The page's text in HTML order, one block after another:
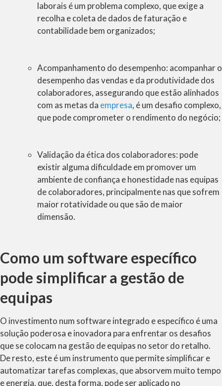
laborais é um problema complexo, que exige a
recolha e coleta de dados de faturação e
contabilidade bem organizados;
Acompanhamento do desempenho: acompanhar o
desempenho das vendas e da produtividade dos
colaboradores, assegurando que estão alinhados
com as metas da empresa, é um desafio complexo,
que pode comprometer o rendimento do negócio;
Validação da ética dos colaboradores: pode
existir alguma dificuldade em promover um
ambiente de confiança e honestidade nas equipas
de colaboradores, principalmente nas que sofrem
maior rotatividade ou que são de maior
dimensão.
Como um software específico
pode simplificar a gestão de
equipas
O investimento num software integrado e específico é uma
solução poderosa e inovadora para enfrentar os desafios
que se colocam na gestão de equipas no setor do retalho.
De resto, este é um instrumento que permite simplificar e
automatizar tarefas complexas, que absorvem muito tempo
e energia, que, desta forma, pode ser aplicado no